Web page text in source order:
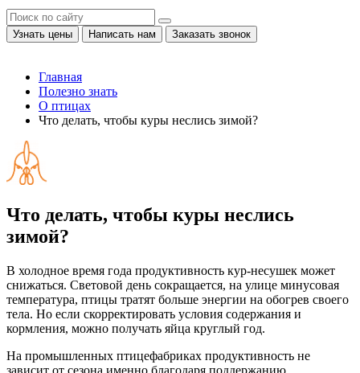
Узнать цены Написать нам Заказать звонок
Главная
Полезно знать
О птицах
Что делать, чтобы куры неслись зимой?
Что делать, чтобы куры неслись
зимой?
В холодное время года продуктивность кур-несушек может
снижаться. Световой день сокращается, на улице минусовая
температура, птицы тратят больше энергии на обогрев своего
тела. Но если скорректировать условия содержания и
кормления, можно получать яйца круглый год.
На промышленных птицефабриках продуктивность не
зависит от сезона именно благодаря поддержанию